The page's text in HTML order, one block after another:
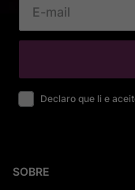
Declaro que li e
SOBRE